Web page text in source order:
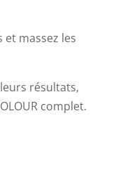
massez les
résultats,
complet.